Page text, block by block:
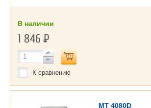
В наличии
1 846Р
К сравнению
MT 4080D